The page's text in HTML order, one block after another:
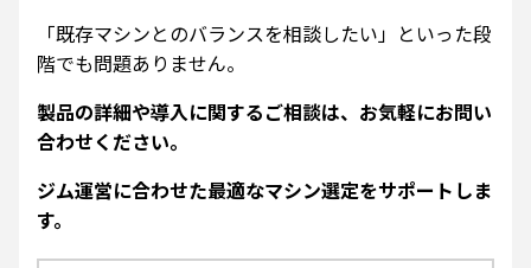
「既存マシンとのバランスを相談したい」といった段
階でも問題ありません。
製品の詳細や導入に関するご相談は、お気軽にお問い
合わせください。
ジム運営に合わせた最適なマシン選定をサポートしま
す。